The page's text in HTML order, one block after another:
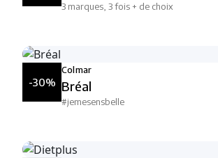
3 marques, 3 fois + de choix
-30%
Colmar
Bréal
#jemesensbelle